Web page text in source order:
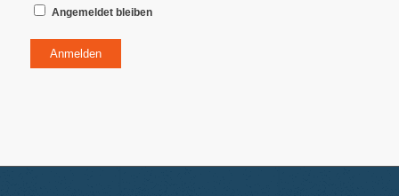
Angemeldet bleiben
Anmelden